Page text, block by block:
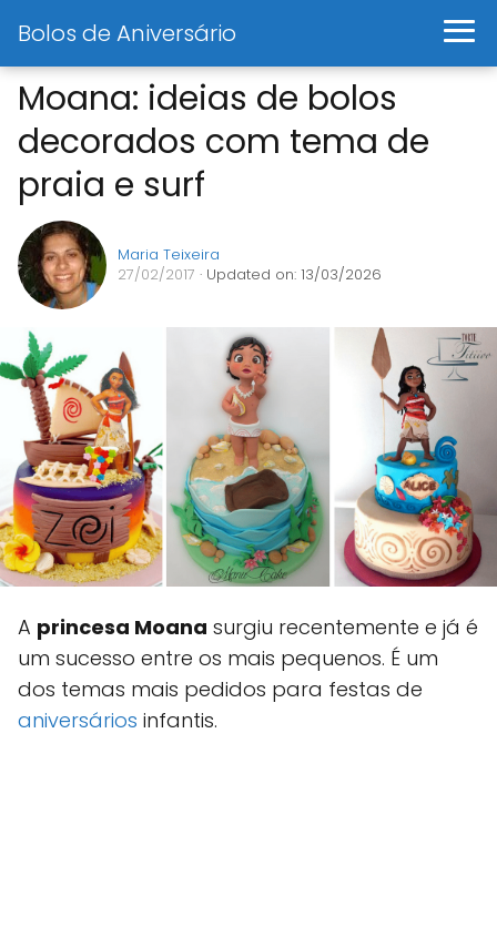
Bolos de Aniversário
Moana: ideias de bolos
decorados com tema de
praia e surf
Maria Teixeira
27/02/2017 · Updated on: 13/03/2026
A princesa Moana surgiu recentemente e já é
um sucesso entre os mais pequenos. É um
dos temas mais pedidos para festas de
aniversários infantis.